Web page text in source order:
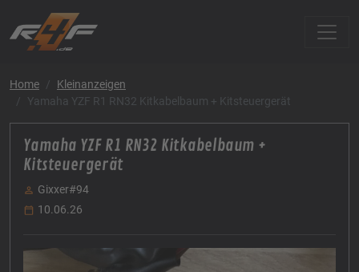
Home
Kleinanzeigen
Yamaha YZF R1 RN32 Kitkabelbaum + Kitsteuergerät
Yamaha YZF R1 RN32 Kitkabelbaum +
Kitsteuergerät
Gixxer#94
10.06.26